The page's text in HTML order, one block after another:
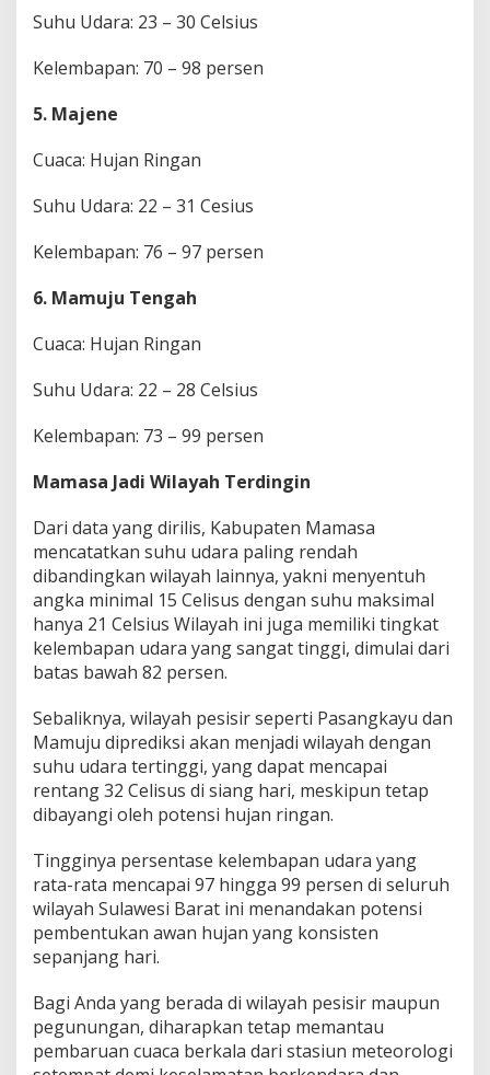
Suhu Udara: 23 – 30 Celsius
Kelembapan: 70 – 98 persen
5. Majene
Cuaca: Hujan Ringan
Suhu Udara: 22 – 31 Cesius
Kelembapan: 76 – 97 persen
6. Mamuju Tengah
Cuaca: Hujan Ringan
Suhu Udara: 22 – 28 Celsius
Kelembapan: 73 – 99 persen
Mamasa Jadi Wilayah Terdingin
Dari data yang dirilis, Kabupaten Mamasa
mencatatkan suhu udara paling rendah
dibandingkan wilayah lainnya, yakni menyentuh
angka minimal 15 Celisus dengan suhu maksimal
hanya 21 Celsius Wilayah ini juga memiliki tingkat
kelembapan udara yang sangat tinggi, dimulai dari
batas bawah 82 persen.
Sebaliknya, wilayah pesisir seperti Pasangkayu dan
Mamuju diprediksi akan menjadi wilayah dengan
suhu udara tertinggi, yang dapat mencapai
rentang 32 Celisus di siang hari, meskipun tetap
dibayangi oleh potensi hujan ringan.
Tingginya persentase kelembapan udara yang
rata-rata mencapai 97 hingga 99 persen di seluruh
wilayah Sulawesi Barat ini menandakan potensi
pembentukan awan hujan yang konsisten
sepanjang hari.
Bagi Anda yang berada di wilayah pesisir maupun
pegunungan, diharapkan tetap memantau
pembaruan cuaca berkala dari stasiun meteorologi